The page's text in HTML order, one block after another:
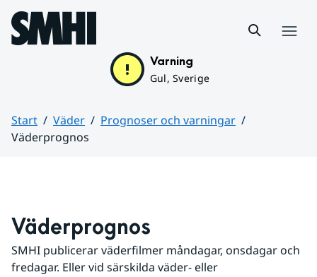
Hoppa till sidans innehåll
Varning
Gul, Sverige
Start Väder
Prognoser och varningar
Väderprognos
Väderprognos
SMHI publicerar väderfilmer måndagar, onsdagar och
fredagar. Eller vid särskilda väder- eller